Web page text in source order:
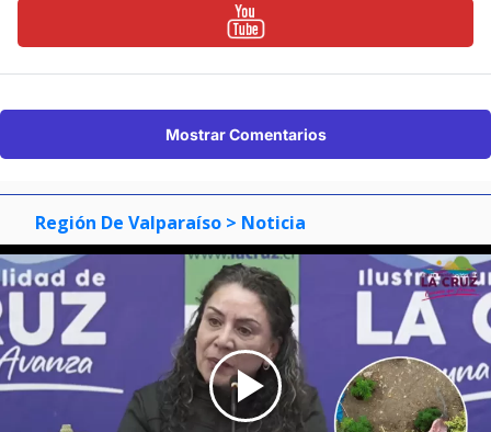
Mostrar Comentarios
Región De Valparaíso > Noticia